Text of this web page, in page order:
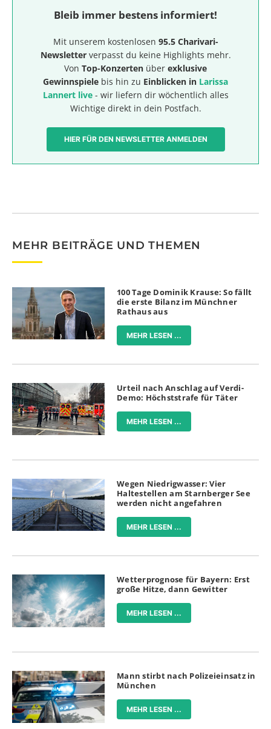
Bleib immer bestens informiert!
Mit unserem kostenlosen 95.5 Charivari-
Newsletterverpasst du keine Highlights mehr.
Von Top-Konzerten über exklusive
Gewinnspiele bis hin zu Einblicken in Larissa
Lannert live- wir liefern dir wöchentlich alles
Wichtige direkt in dein Postfach.
HIER FÜR DEN NEWSLETTER ANMELDEN
MEHR BEITRÄGE UND THEMEN
100 Tage Dominik Krause: So fällt
die erste Bilanz im Münchner
Rathaus aus
MEHR LESEN ...
Urteil nach Anschlag auf Verdi-
Demo: Höchststrafe für Täter
MEHR LESEN ...
Wegen Niedrigwasser: Vier
Haltestellen am Starnberger See
werden nicht angefahren
MEHR LESEN ...
Wetterprognose für Bayern: Erst
große Hitze, dann Gewitter
MEHR LESEN ...
Mann stirbt nach Polizeieinsatz in
München
MEHR LESEN ...